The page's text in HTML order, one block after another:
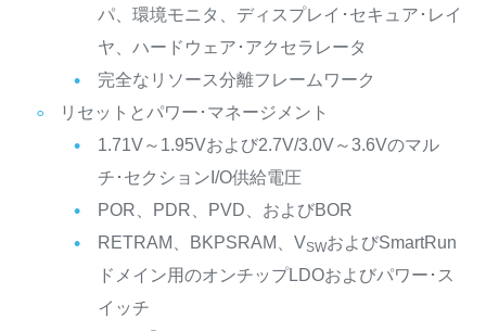
パ、環境モニタ、ディスプレイ･セキュア･レイ
ヤ、ハードウェア･アクセラレータ
完全なリソース分離フレームワーク
リセットとパワー･マネージメント
1.71V～1.95Vおよび2.7V/3.0V～3.6Vのマル
チ･セクションI/O供給電圧
POR、PDR、PVD、およびBOR
RETRAM、BKPSRAM、VSWおよびSmartRun
ドメイン用のオンチップLDOおよびパワー･ス
イッチ